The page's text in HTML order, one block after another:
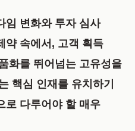
임 변화와 투자 심사
약 속에서, 고객 획득
화를 뛰어넘는 고유성을
핵심 인재를 유치하기
로 다루어야 할 매우